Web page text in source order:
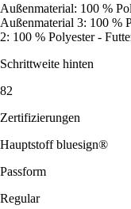
Außenmaterial: 100 %
Außenmaterial 3: 100 %
2: 100 % Polyester -
Schrittweite hinten
82
Zertifizierungen
Hauptstoff bluesign®
Passform
Regular